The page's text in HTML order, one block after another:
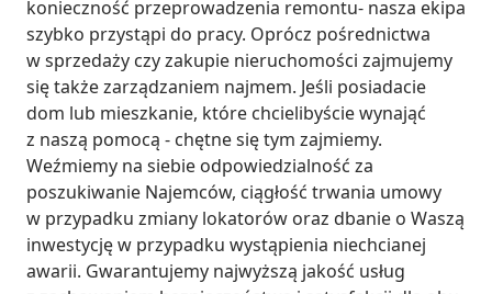
konieczność przeprowadzenia remontu- nasza ekipa
szybko przystąpi do pracy. Oprócz pośrednictwa
w sprzedaży czy zakupie nieruchomości zajmujemy
się także zarządzaniem najmem. Jeśli posiadacie
dom lub mieszkanie, które chcielibyście wynająć
z naszą pomocą - chętne się tym zajmiemy.
Weźmiemy na siebie odpowiedzialność za
poszukiwanie Najemców, ciągłość trwania umowy
w przypadku zmiany lokatorów oraz dbanie o Waszą
inwestycję w przypadku wystąpienia niechcianej
awarii. Gwarantujemy najwyższą jakość usług